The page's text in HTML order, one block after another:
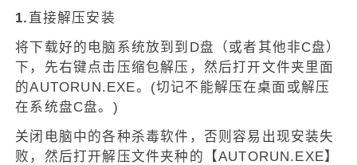
1. 直接解压安装
将下载好的电脑系统放到到D盘（或者其他非C盘）
下，先右键点击压缩包解压，然后打开文件夹里面
的AUTORUN.EXE。(切记不能解压在桌面或解压
在系统盘C盘。)
关闭电脑中的各种杀毒软件，否则容易出现安装失
败，然后打开解压文件夹种的【AUTORUN.EXE】